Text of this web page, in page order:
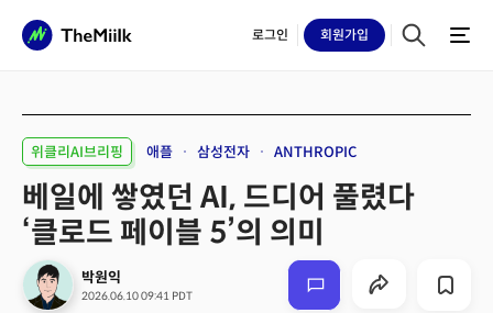
로그인 회원가입
위클리AI브리핑 애플 삼성전자 ANTHROPIC
베일에 쌓였던 AI, 드디어 풀렸다
‘클로드 페이블 5’의 의미
박원익
2026.06.10 09:41 PDT